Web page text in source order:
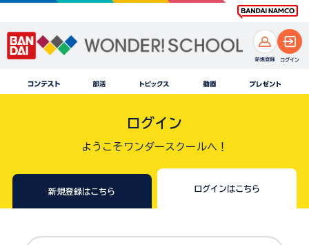
ログイン
ようこそワンダースクールへ！
新規登録はこちら ログインはこちら